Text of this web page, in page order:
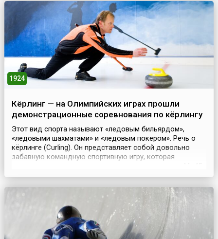
видах программы.Три года спустя на очередной сессии
МОК было предлож...
1924
Кёрлинг — на Олимпийских играх прошли
демонстрационные соревнования по кёрлингу
Этот вид спорта называют «ледовым бильярдом»,
«ледовыми шахматами» и «ледовым покером». Речь о
кёрлинге (Curling). Он представляет собой довольно
забавную командную спортивную игру, которая
метров длиной и 4,5–5 метров шириной. Участники двух
пускают по льду тяжелые гранитные снаряды («камни»)